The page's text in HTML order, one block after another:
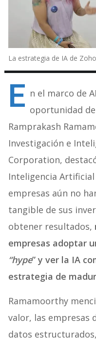
La estrategia de IA de
E n el marco de
oportunidad
Ramprakash
Investigación e
Corporation,
Inteligencia Artificial
empresas aún no
tangible de sus
obtener resultados,
empresas adoptar
“hype” y ver la IA
estrategia de
Ramamoorthy
valor, las empresas
datos